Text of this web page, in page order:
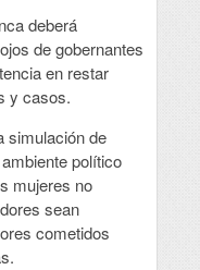
deberá
de gobernantes
en restar
y casos.
simulación de
político
mujeres no
sean
cometidos